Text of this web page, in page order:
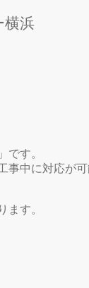
浜
です。
事中に対応が
ます。